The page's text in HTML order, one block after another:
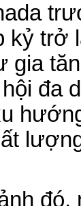
kỷ trở
gia
đa